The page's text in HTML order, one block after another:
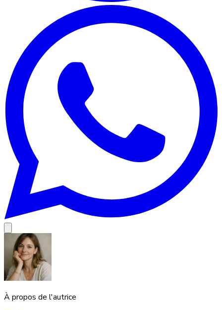
À propos de l'autrice